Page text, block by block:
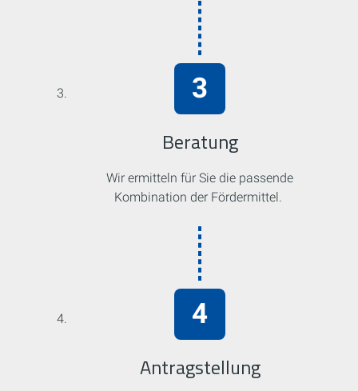
Beratung
Wir ermitteln für Sie die passende
Kombination der Fördermittel.
Antragstellung